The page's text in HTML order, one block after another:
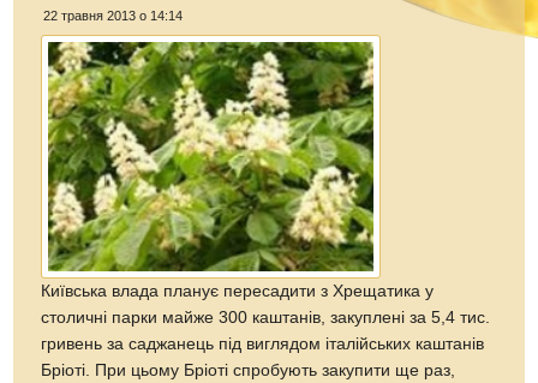
22 травня 2013 о 14:14
Київська влада планує пересадити з Хрещатика у
столичні парки майже 300 каштанів, закуплені за 5,4 тис.
гривень за саджанець під виглядом італійських каштанів
Бріоті. При цьому Бріоті спробують закупити ще раз,